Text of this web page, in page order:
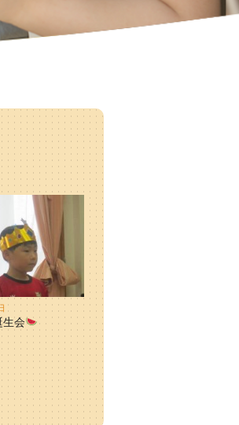
生会